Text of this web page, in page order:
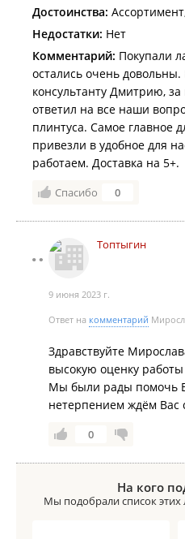
Достоинства:
Недостатки: Нет
Комментарий: Покупали
остались очень
консультанту Дмитрию,
ответил на все наши
плинтуса. Самое главное
привезли в удобное для
работаем. Доставка на 5+.
Спасибо 0
Топтыгин
9 июня 2023 г.
Ответ на комментарий
Здравствуйте
высокую оценку
Мы были рады помочь
нетерпением ждём Вас
0
На кого
Мы подобрали список этих